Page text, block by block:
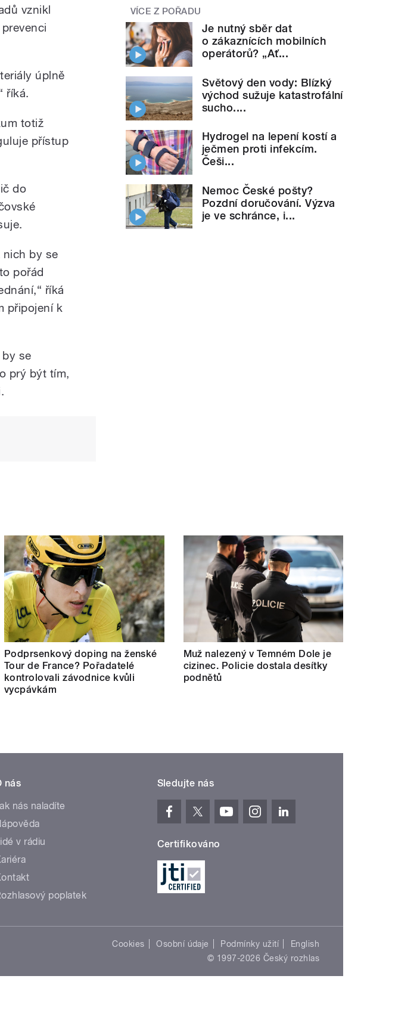
vznikl
úplně
říká.
totiž
přístup
do
nich by se
pořád
říká
připojení k
se
prý být tím,
VÍCE Z POŘADU
Je nutný sběr dat
o zákaznících mobilních
operátorů? „Ať...
Světový den vody: Blízký
východ sužuje katastrofální
sucho....
Hydrogel na lepení kostí a
ječmen proti infekcím.
Češi...
Nemoc České pošty?
Pozdní doručování. Výzva
je ve schránce, i...
Podprsenkový doping na ženské
Tour de France? Pořadatelé
kontrolovali závodnice kvůli
vycpávkám
Muž nalezený v Temném Dole je
cizinec. Policie dostala desítky
podnětů
nás
nás naladíte
v rádiu
poplatek
Sledujte nás
Certifikováno
Cookies Osobní údaje Podmínky užití
English
© 1997-2026 Český rozhlas